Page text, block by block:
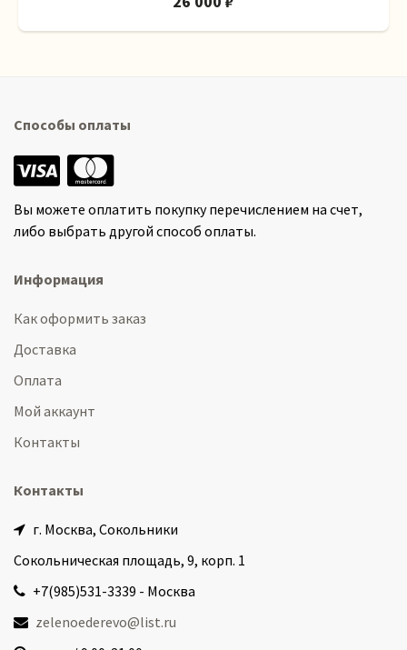
Способы оплаты
Вы можете оплатить покупку перечислением на счет,
либо выбрать другой способ оплаты.
Информация
Как оформить заказ
Доставка
Оплата
Мой аккаунт
Контакты
Контакты
г. Москва, Сокольники
Сокольническая площадь, 9, корп. 1
+7(985)531-3339 - Москва
zelenoederevo@list.ru